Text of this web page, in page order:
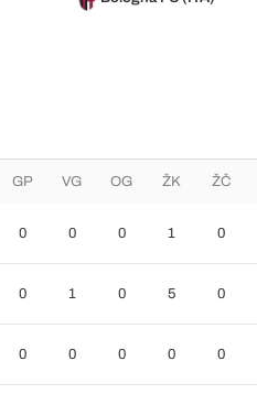
GP VG OG ŽK ŽČ
0 0 0 1 0
0 1 0 5 0
0 0 0 0 0